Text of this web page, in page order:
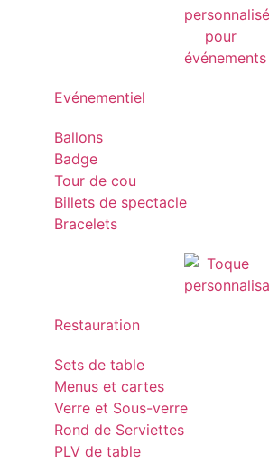
Evénementiel
Ballons
Badge
Tour de cou
Billets de spectacle
Bracelets
Restauration
Sets de table
Menus et cartes
Verre et Sous-verre
Rond de Serviettes
PLV de table